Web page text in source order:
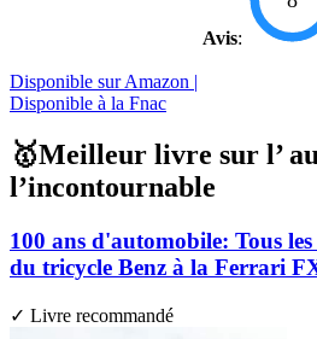
Avis:
Disponible sur Amazon |
Disponible à la Fnac
🥇Meilleur livre sur l’
l’incontournable
100 ans d'automobile: Tous les
du tricycle Benz à la Ferrari
✓ Livre recommandé